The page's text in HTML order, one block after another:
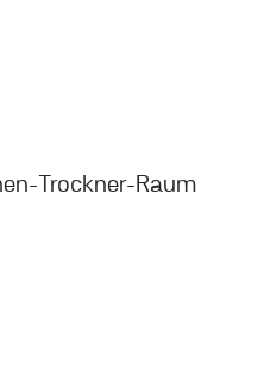
Trockner-Raum